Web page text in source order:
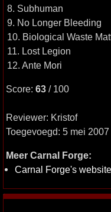
8. Subhuman
9. No Longer Bleeding
10. Biological Waste
11. Lost Legion
12. Ante Mori
Score: 63 / 100
Reviewer: Kristof
Toegevoegd: 5 mei 2007
Meer Carnal Forge:
Carnal Forge's website